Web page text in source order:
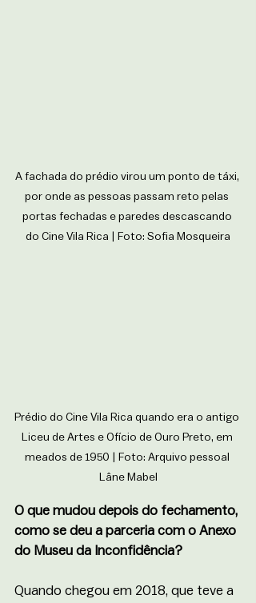
A fachada do prédio virou um ponto de táxi,
por onde as pessoas passam reto pelas
portas fechadas e paredes descascando
do Cine Vila Rica | Foto: Sofia Mosqueira
Prédio do Cine Vila Rica quando era o antigo
Liceu de Artes e Ofício de Ouro Preto, em
meados de 1950 | Foto: Arquivo pessoal
Lâne Mabel
O que mudou depois do fechamento,
como se deu a parceria com o Anexo
do Museu da Inconfidência?
Quando chegou em 2018, que teve a